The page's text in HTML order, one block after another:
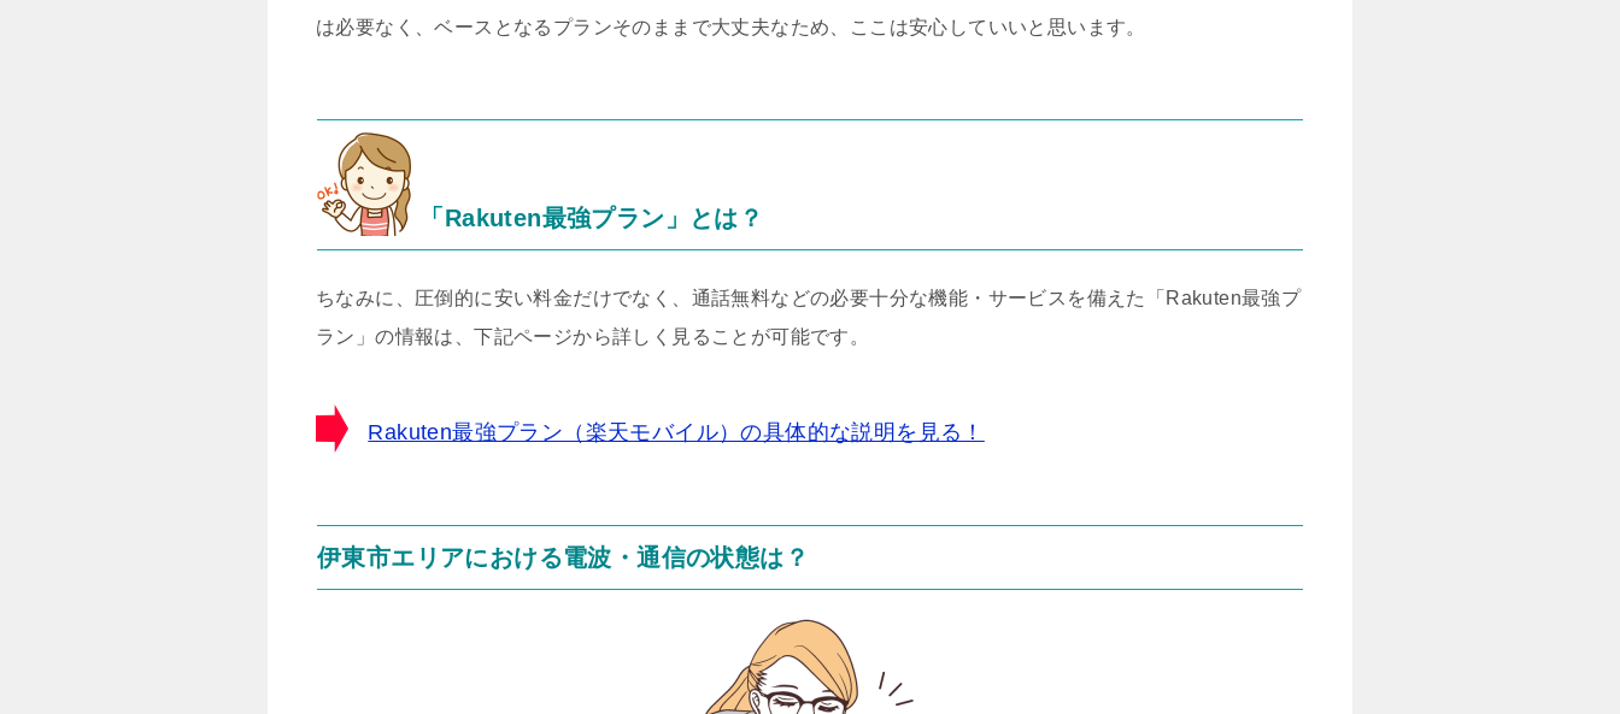
は必要なく、ベースとなるプランそのままで大丈夫なため、ここは安心していいと思います。
「Rakuten最強プラン」とは？
ちなみに、圧倒的に安い料金だけでなく、通話無料などの必要十分な機能・サービスを備えた「Rakuten最強プ
ラン」の情報は、下記ページから詳しく見ることが可能です。
Rakuten最強プラン（楽天モバイル）の具体的な説明を見る！
伊東市エリアにおける電波・通信の状態は？